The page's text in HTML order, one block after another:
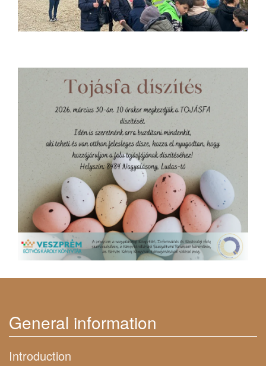
General information
Introduction